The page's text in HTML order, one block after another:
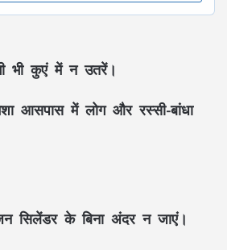
भी कुएं में न उतरें।
आसपास में लोग और रस्सी-बांधा
सिलेंडर के बिना अंदर न जाएं।